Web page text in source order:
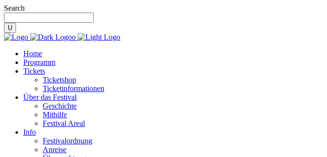
Search
Home
Programm
Tickets
Ticketshop
Ticketinformationen
Über das Festival
Geschichte
Mithilfe
Festival Areal
Info
Festivalordnung
Anreise